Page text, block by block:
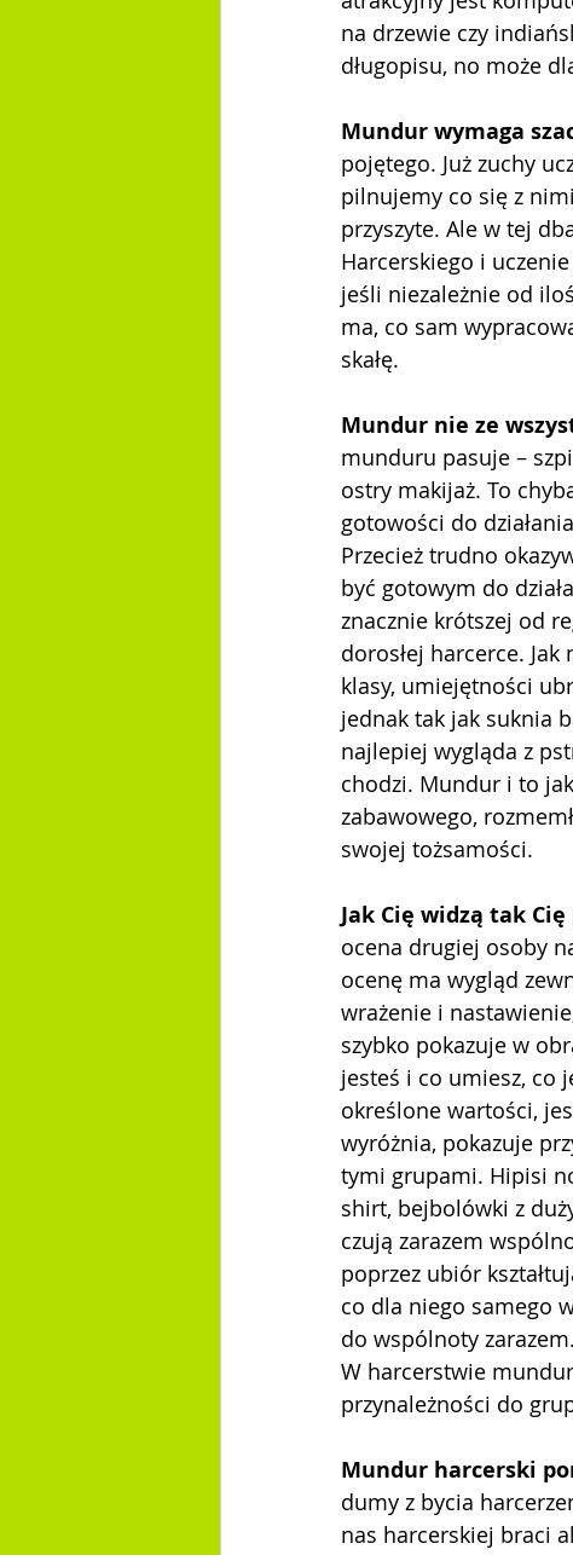
na drzewie czy
długopisu, no może
Mundur wymaga
pojętego. Już zuchy
pilnujemy co się z
przyszyte. Ale w tej
Harcerskiego i
jeśli niezależnie od
ma, co sam
skałę.
Mundur nie ze
munduru pasuje –
ostry makijaż. To
gotowości do
Przecież trudno
być gotowym do
znacznie krótszej od
dorosłej harcerce.
klasy, umiejętności
jednak tak jak suknia
najlepiej wygląda z
chodzi. Mundur i to
zabawowego,
swojej tożsamości.
Jak Cię widzą tak Cię
ocena drugiej osoby
ocenę ma wygląd
wrażenie i
szybko pokazuje w
jesteś i co umiesz, co
określone wartości,
wyróżnia, pokazuje
tymi grupami. Hipisi
shirt, bejbolówki z
czują zarazem
poprzez ubiór
co dla niego samego
do wspólnoty
W harcerstwie
przynależności do
Mundur harcerski
dumy z bycia
nas harcerskiej braci